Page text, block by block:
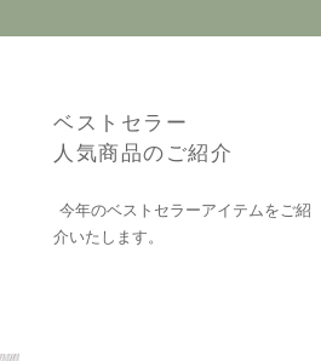
ベストセラー
人気商品のご紹介
今年のベストセラーアイテムをご紹
介いたします。